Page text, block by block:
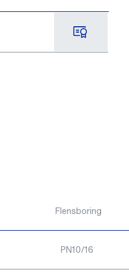
Flensboring
PN10/16